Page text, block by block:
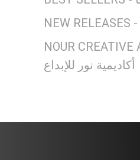
NOUR CREATIVE
أكاديمية نور للإبداع